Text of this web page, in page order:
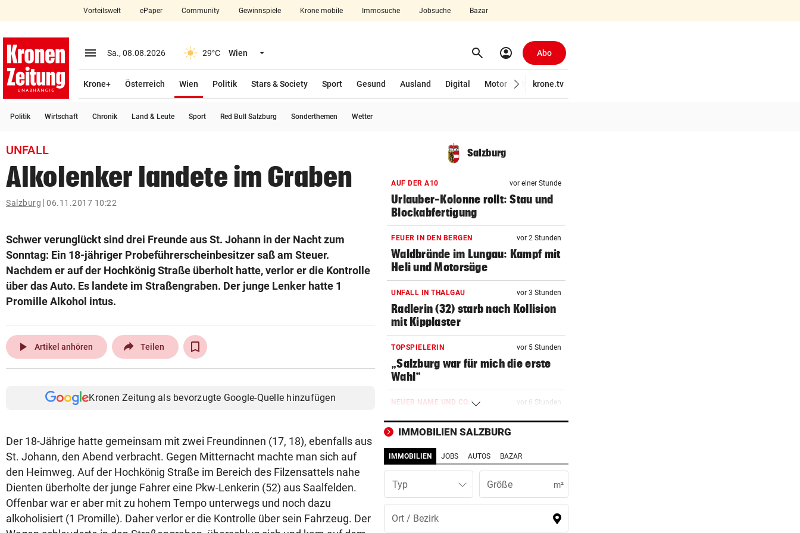
closeSchließen
account_circle Anmelden
arrow_right
bookmark
search
Suchbegriff
© Krone Multimedia GmbH & Co KG 2026
Muthgasse 2, 1190 Wien
Vorteilswelt ePaper Community Gewinnspiele Krone mobile Immosuche Jobsuche Bazar
menu Menü aufklappen
Sa., 08.08.2026 29°C Wien Menü aufklappen search Suchen
account_circle Abo
Krone+ Österreich Wien
Politik
Stars & Society Sport Gesund Ausland Digital Motor Wirtschaft
krone.tv
Politik Wirtschaft Chronik Land & Leute Sport Red Bull Salzburg Sonderthemen Wetter
UNFALL
Alkolenker landete im Graben
Salzburg 06.11.2017 10:22
Schwer verunglückt sind drei Freunde aus St. Johann in der Nacht zum
Sonntag: Ein 18-jähriger Probeführerscheinbesitzer saß am Steuer.
Nachdem er auf der Hochkönig Straße überholt hatte, verlor er die Kontrolle
über das Auto. Es landete im Straßengraben. Der junge Lenker hatte 1
Promille Alkohol intus.
play_arrow Artikel anhören Teilen
Kronen Zeitung als bevorzugte Google-Quelle hinzufügen
Der 18-Jährige hatte gemeinsam mit zwei Freundinnen (17, 18), ebenfalls aus
St. Johann, den Abend verbracht. Gegen Mitternacht machte man sich auf
den Heimweg. Auf der Hochkönig Straße im Bereich des Filzensattels nahe
Dienten überholte der junge Fahrer eine Pkw-Lenkerin (52) aus Saalfelden.
Offenbar war er aber mit zu hohem Tempo unterwegs und noch dazu
alkoholisiert (1 Promille). Daher verlor er die Kontrolle über sein Fahrzeug. Der
Salzburg
AUF DER A10 vor einer Stunde
Urlauber-Kolonne rollt: Stau und
Blockabfertigung
FEUER IN DEN BERGEN vor 2 Stunden
Waldbrände im Lungau: Kampf mit
Heli und Motorsäge
UNFALL IN THALGAU vor 3 Stunden
Radlerin (32) starb nach Kollision
mit Kipplaster
TOPSPIELERIN vor 5 Stunden
„Salzburg war für mich die erste
Wahl“
NEUER NAME UND CO. vor 6 Stunden
Das ist im Austria-Stadion (nicht)
passiert
SKURRILES SPIEL vor 7 Stunden
Zwangspause: „Seltsam! So
etwas kommt nie vor“
vor 7 Stunden
Land Salzburg hält dem S-Link die
IMMOBILIEN SALZBURG
IMMOBILIEN JOBS AUTOS BAZAR
Typ m²